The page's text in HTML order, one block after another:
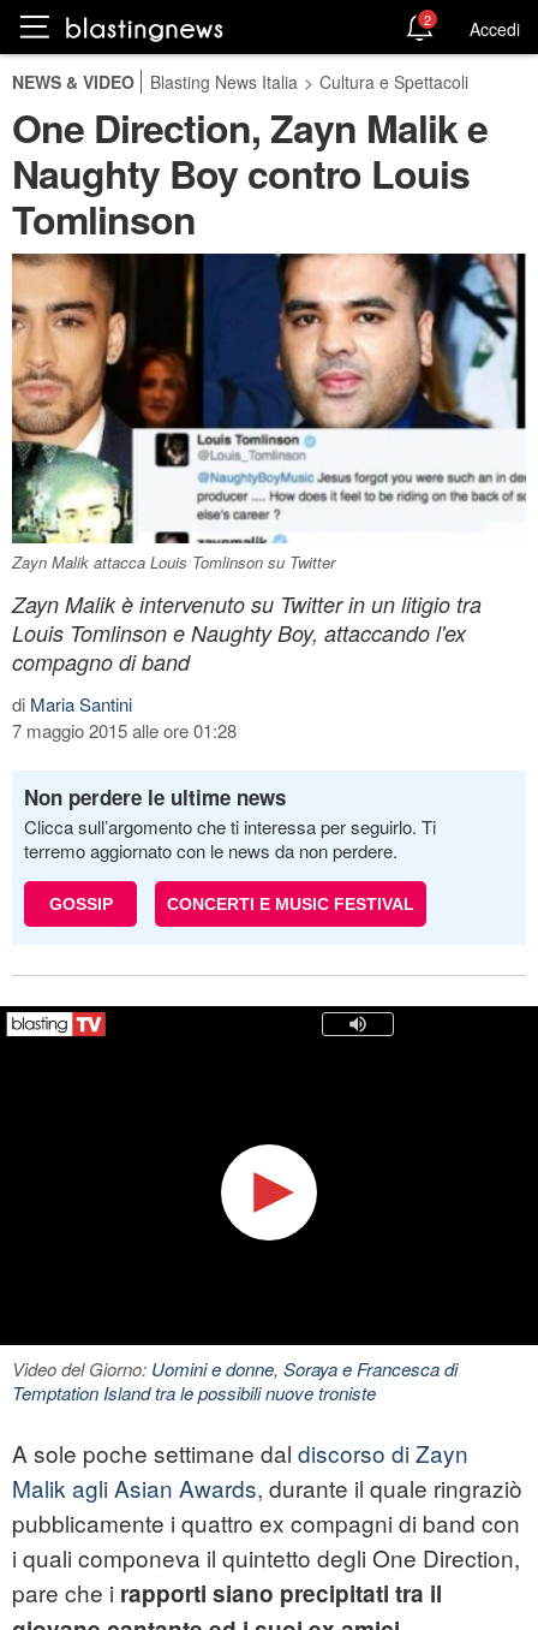
2 Accedi
NEWS & VIDEO Blasting News Italia > Cultura e Spettacoli
One Direction, Zayn Malik e
Naughty Boy contro Louis
Tomlinson
Zayn Malik attacca Louis Tomlinson su Twitter
Zayn Malik è intervenuto su Twitter in un litigio tra
Louis Tomlinson e Naughty Boy, attaccando l'ex
compagno di band
di Maria Santini
7 maggio 2015 alle ore 01:28
Non perdere le ultime news
Clicca sull’argomento che ti interessa per seguirlo. Ti
terremo aggiornato con le news da non perdere.
GOSSIP CONCERTI E MUSIC FESTIVAL
Video del Giorno: Uomini e donne, Soraya e Francesca di
Temptation Island tra le possibili nuove troniste
A sole poche settimane dal discorso di Zayn
Malik agli Asian Awards, durante il quale ringraziò
pubblicamente i quattro ex compagni di band con
i quali componeva il quintetto degli One Direction,
pare che i rapporti siano precipitati tra il